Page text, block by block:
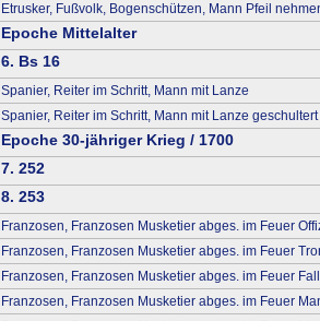
Etrusker, Fußvolk, Bogenschützen, Mann Pfeil
Epoche Mittelalter
6. Bs 16
Spanier, Reiter im Schritt, Mann mit Lanze
Spanier, Reiter im Schritt, Mann mit Lanze geschultert
Epoche 30-jähriger Krieg / 1700
7. 252
8. 253
Franzosen, Franzosen Musketier abges. im Feuer
Franzosen, Franzosen Musketier abges. im Feuer
Franzosen, Franzosen Musketier abges. im Feuer
Franzosen, Franzosen Musketier abges. im Feuer